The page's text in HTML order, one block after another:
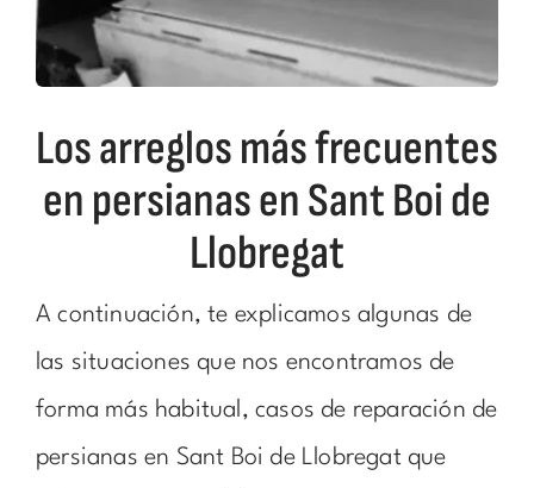
Los arreglos más frecuentes
en persianas en Sant Boi de
Llobregat
A continuación, te explicamos algunas de
las situaciones que nos encontramos de
forma más habitual, casos de reparación de
persianas en Sant Boi de Llobregat que